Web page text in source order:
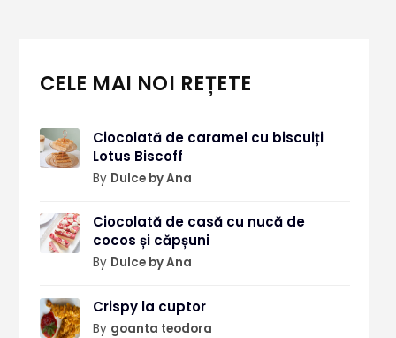
CELE MAI NOI REȚETE
Ciocolată de caramel cu biscuiți
Lotus Biscoff
By Dulce by Ana
Ciocolată de casă cu nucă de
cocos și căpșuni
By Dulce by Ana
Crispy la cuptor
By goanta teodora